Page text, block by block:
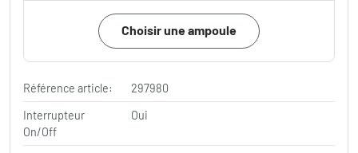
Choisir une ampoule
Référence article:
297980
Interrupteur
On/Off
Oui